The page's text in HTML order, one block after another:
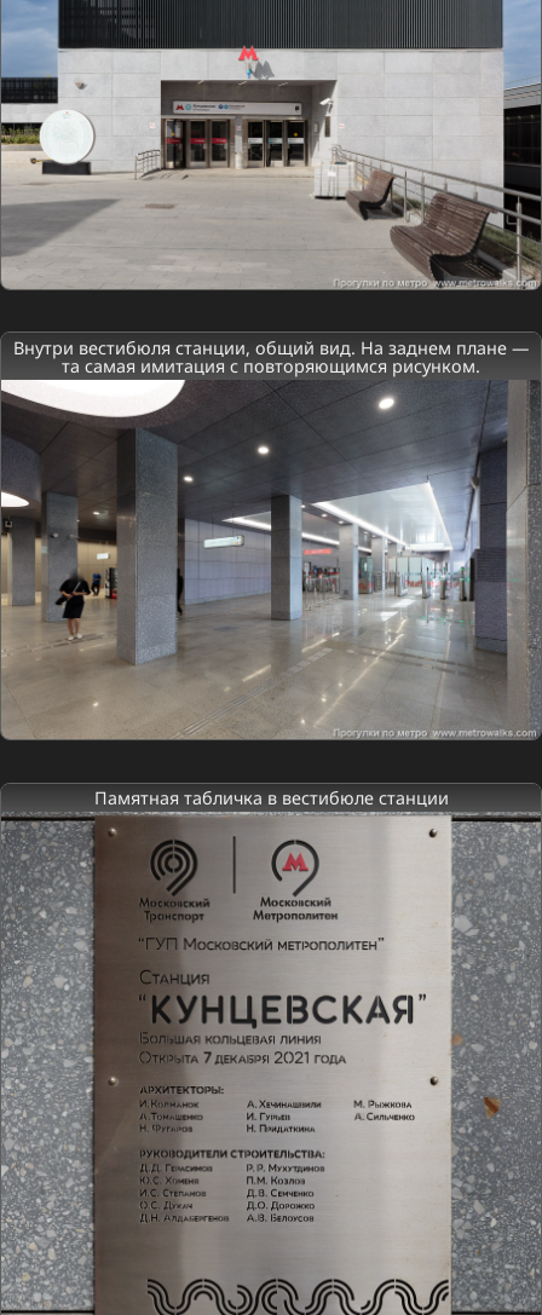
Внутри вестибюля станции, общий вид. На заднем плане —
та самая имитация с повторяющимся рисунком.
Памятная табличка в вестибюле станции